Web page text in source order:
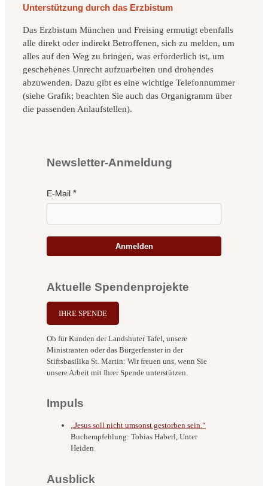
Unterstützung durch das Erzbistum
Das Erzbistum München und Freising ermutigt ebenfalls
alle direkt oder indirekt Betroffenen, sich zu melden, um
alles auf den Weg zu bringen, was erforderlich ist, um
geschehenes Unrecht aufzuarbeiten und drohendes
abzuwenden. Dazu gibt es eine wichtige Telefonnummer
(siehe Grafik; beachten Sie auch das Organigramm über
die passenden Anlaufstellen).
Newsletter-Anmeldung
E-Mail
Anmelden
Aktuelle Spendenprojekte
IHRE SPENDE
Ob für Kunden der Landshuter Tafel, unsere
Ministranten oder das Bürgerfenster in der
Stiftsbasilika St. Martin: Wir freuen uns, wenn Sie
unsere Arbeit mit Ihrer Spende unterstützen.
Impuls
„Jesus soll nicht umsonst gestorben sein.“
Buchempfehlung: Tobias Haberl, Unter
Heiden
Ausblick